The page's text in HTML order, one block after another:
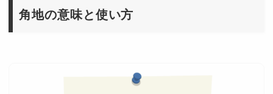
角地の意味と使い方